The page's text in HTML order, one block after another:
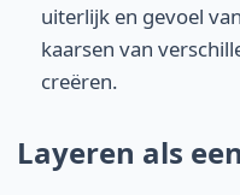
uiterlijk en gevoel
kaarsen van
creëren.
Layeren als